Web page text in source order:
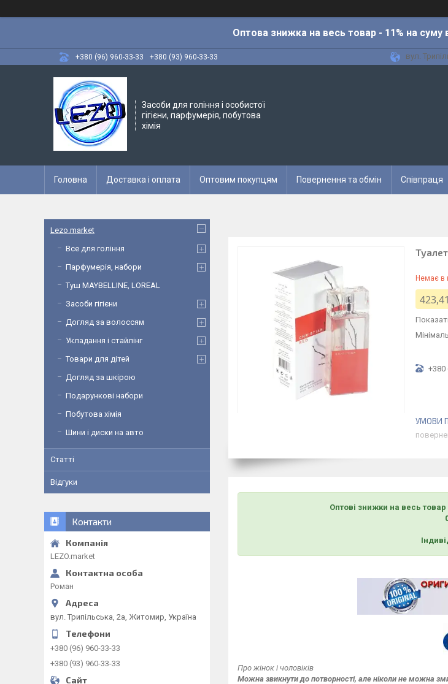
Оптова знижка на весь товар - 11% на суму
+380 (96) 960-33-33 +380 (93) 960-33-33 вул.
Засоби для гоління і особистої
гігієни, парфумерія, побутова
хімія
Головна Доставка і оплата Оптовим покупцям Повернення та обмін Співпраця
Немає в
+380
Оптові знижки на весь
Про жінок і чоловіків
Можна звикнути до потворності, але ніколи не можна
Lezo.market
Все для гоління
Парфумерія, набори
Туш MAYBELLINE, LOREAL
Засоби гігієни
Догляд за волоссям
Укладання і стайлінг
Товари для дітей
Догляд за шкірою
Подарункові набори
Побутова хімія
Шини і диски на авто
Статті
Відгуки
Контакти
LEZO.market
Роман
вул. Трипільська, 2а, Житомир, Україна
+380 (96) 960-33-33
+380 (93) 960-33-33